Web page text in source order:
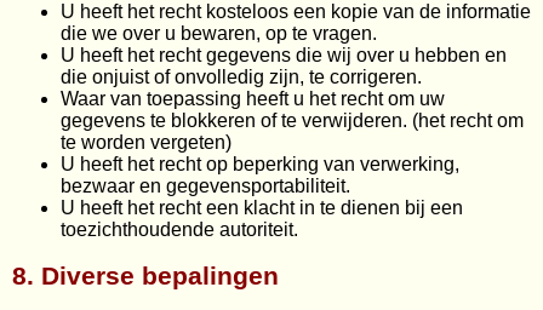
U heeft het recht kosteloos een kopie van de informatie
die we over u bewaren, op te vragen.
U heeft het recht gegevens die wij over u hebben en
die onjuist of onvolledig zijn, te corrigeren.
Waar van toepassing heeft u het recht om uw
gegevens te blokkeren of te verwijderen. (het recht om
te worden vergeten)
U heeft het recht op beperking van verwerking,
bezwaar en gegevensportabiliteit.
U heeft het recht een klacht in te dienen bij een
toezichthoudende autoriteit.
8. Diverse bepalingen